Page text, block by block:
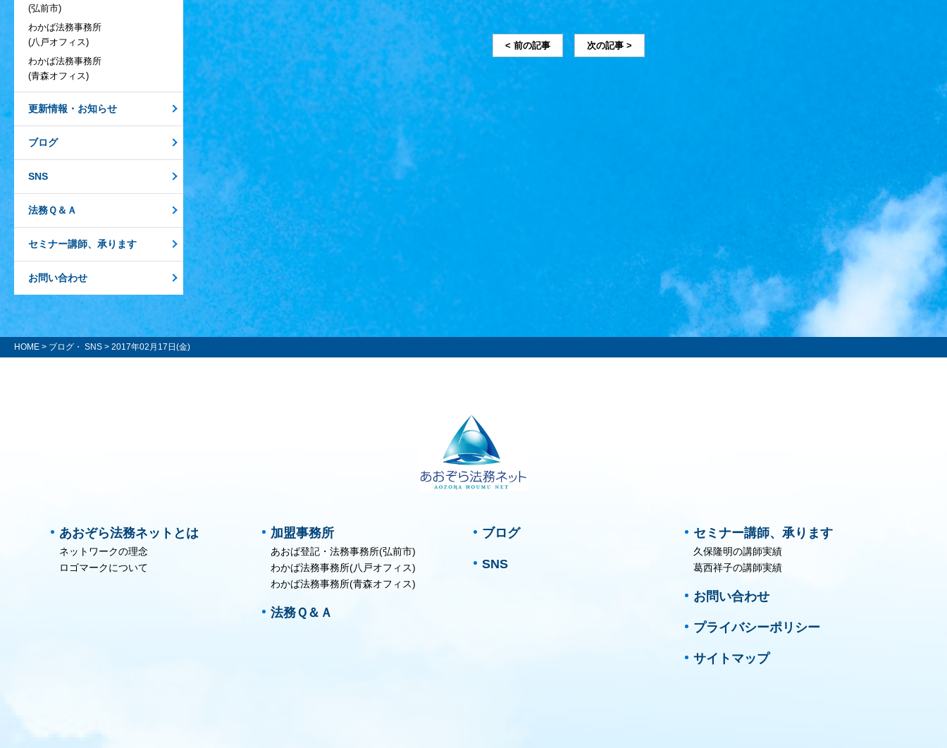
< 前の記事 次の記事 >
(弘前市)
わかば法務事務所
(八戸オフィス)
わかば法務事務所
(青森オフィス)
更新情報・お知らせ
ブログ
SNS
法務Ｑ＆Ａ
セミナー講師、承ります
お問い合わせ
HOME > ブログ・ SNS > 2017年02月17日(金)
あおぞら法務ネットとは
ネットワークの理念
ロゴマークについて
加盟事務所
あおば登記・法務事務所(弘前市)
わかば法務事務所(八戸オフィス)
わかば法務事務所(青森オフィス)
法務Ｑ＆Ａ
ブログ
SNS
セミナー講師、承ります
久保隆明の講師実績
葛西祥子の講師実績
お問い合わせ
プライバシーポリシー
サイトマップ